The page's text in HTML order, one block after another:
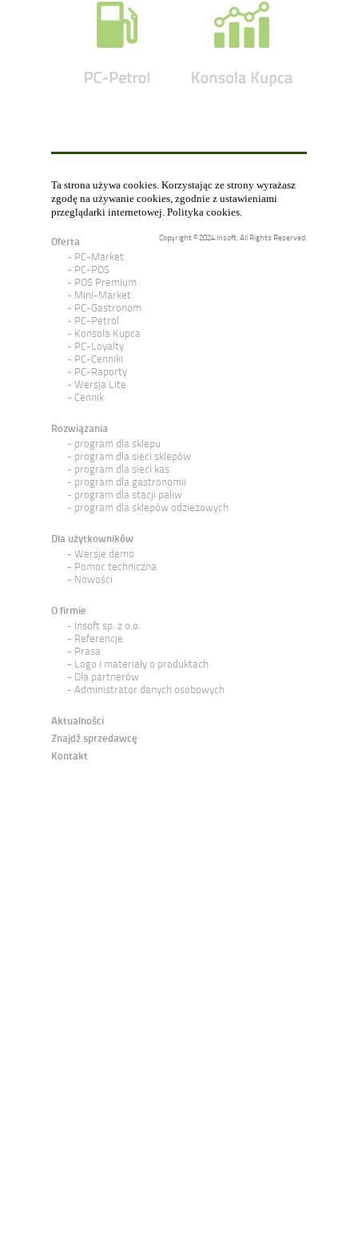
Ta strona używa cookies. Korzystając ze strony wyrażasz
zgodę na używanie cookies, zgodnie z ustawieniami
przeglądarki internetowej. Polityka cookies.
Copyright © 2024 Insoft. All Rights Reserved.
Oferta
PC-Market
PC-POS
POS Premium
Mini-Market
PC-Gastronom
PC-Petrol
Konsola Kupca
PC-Loyalty
PC-Cenniki
PC-Raporty
Wersja Lite
Cennik
Rozwiązania
program dla sklepu
program dla sieci sklepów
program dla sieci kas
program dla gastronomii
program dla stacji paliw
program dla sklepów odzieżowych
Dla użytkowników
Wersje demo
Pomoc techniczna
Nowości
O firmie
Insoft sp. z o.o.
Referencje
Prasa
Logo i materiały o produktach
Dla partnerów
Administrator danych osobowych
Aktualności
Znajdź sprzedawcę
Kontakt